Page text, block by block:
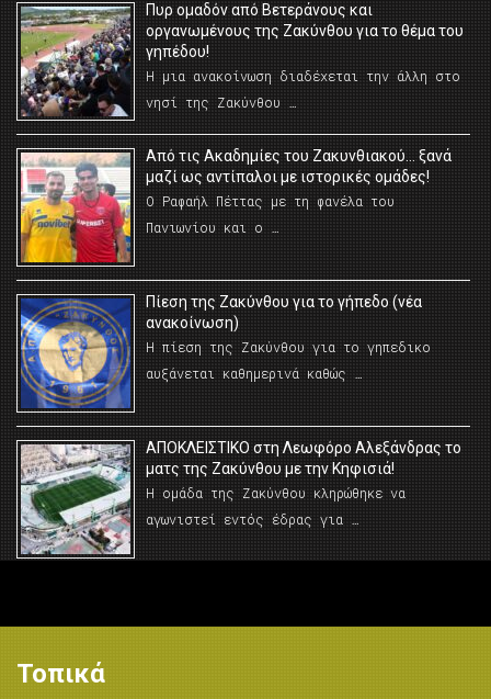
Πυρ ομαδόν από Βετεράνους και
οργανωμένους της Ζακύνθου για το θέμα του
γηπέδου!
Η μια ανακοίνωση διαδέχεται την άλλη στο
νησί της Ζακύνθου …
Από τις Ακαδημίες του Ζακυνθιακού… ξανά
μαζί ως αντίπαλοι με ιστορικές ομάδες!
Ο Ραφαήλ Πέττας με τη φανέλα του
Πανιωνίου και ο …
Πίεση της Ζακύνθου για το γήπεδο (νέα
ανακοίνωση)
Η πίεση της Ζακύνθου για το γηπεδικο
αυξάνεται καθημερινά καθώς …
AΠΟΚΛΕΙΣΤΙΚΟ στη Λεωφόρο Αλεξάνδρας το
ματς της Ζακύνθου με την Κηφισιά!
Η ομάδα της Ζακύνθου κληρώθηκε να
αγωνιστεί εντός έδρας για …
Τοπικά